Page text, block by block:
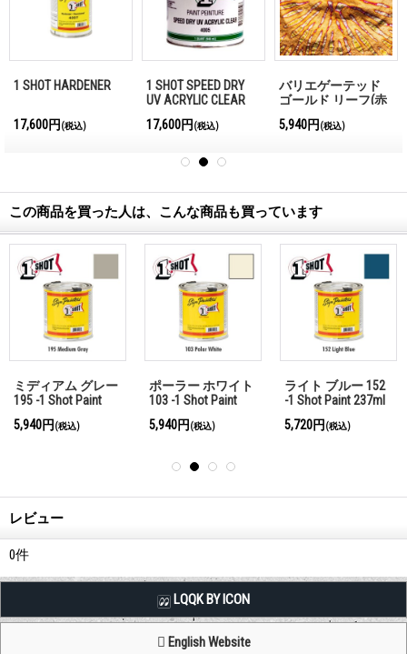
1 SHOT HARDENER
17,600円 (税込)
1 SHOT SPEED DRY
UV ACRYLIC CLEAR
17,600円 (税込)
バリエゲーテッド
ゴールド リーフ(赤
色系)
5,940円 (税込)
この商品を買った人は、こんな商品も買っています
ミディアム グレー
195 -1 Shot Paint
237ml
5,940円 (税込)
ポーラー ホワイト
103 -1 Shot Paint
237ml
5,940円 (税込)
ライト ブルー 152
-1 Shot Paint 237ml
5,720円 (税込)
レビュー
0件
LQQK BY ICON
English Website